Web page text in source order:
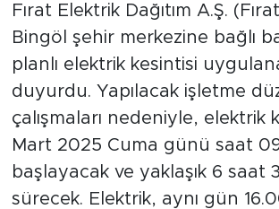
Fırat Elektrik Dağıtım A.Ş.
Bingöl şehir merkezine bağlı
planlı elektrik kesintisi
duyurdu. Yapılacak işletme
çalışmaları nedeniyle, elektrik
Mart 2025 Cuma günü saat
başlayacak ve yaklaşık 6 saat
sürecek. Elektrik, aynı gün